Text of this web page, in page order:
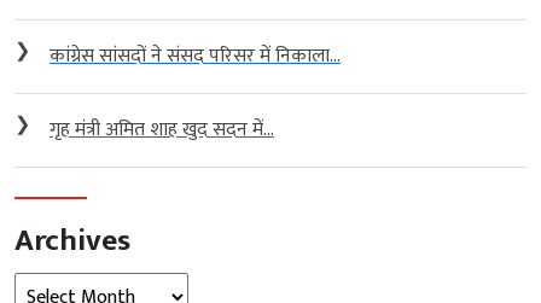
❯ कांग्रेस सांसदों ने संसद परिसर में निकाला...
❯ गृह मंत्री अमित शाह खुद सदन में...
Archives
Archives